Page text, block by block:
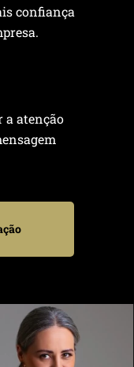
confiança
a atenção